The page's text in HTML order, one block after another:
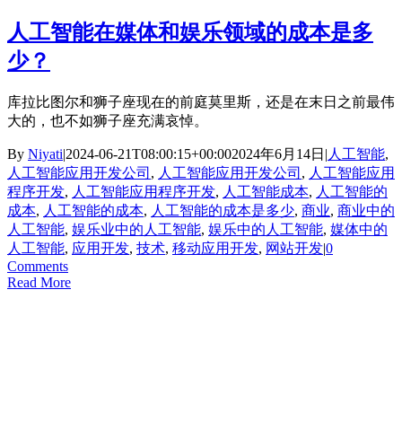
人工智能在媒体和娱乐领域的成本是多
少？
库拉比图尔和狮子座现在的前庭莫里斯，还是在末日之前最伟
大的，也不如狮子座充满哀悼。
By Niyati|2024-06-21T08:00:15+00:002024年6月14日 | 人工智能,
人工智能应用开发公司 , 人工智能应用开发公司 , 人工智能应用
程序开发, 人工智能应用程序开发, 人工智能成本, 人工智能的
成本, 人工智能的成本, 人工智能的成本是多少, 商业, 商业中的
人工智能, 娱乐业中的人工智能, 娱乐中的人工智能, 媒体中的
人工智能, 应用开发, 技术, 移动应用开发, 网站开发|0
Comments
Read More